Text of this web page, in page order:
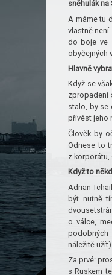
sněhulák na
A máme tu
vlastně není
do boje ve
obyčejných
Hlavně
Když se
zpropadení
stalo, by se
přivést jeho
Člověk by
Odnese to
z korporátu,
Když to
Adrian
být nutně
o válce,
podobných
náležitě
Za prvé:
s Ruskem